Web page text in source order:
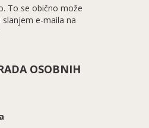
To se obično može
e-maila na
OSOBNIH